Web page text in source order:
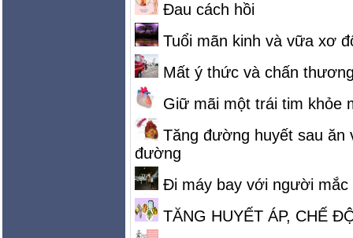
Đau cách hồi
Tuổi mãn kinh và vữa xơ
Mất ý thức và chấn
Giữ mãi một trái tim khỏe
Tăng đường huyết sau ăn
đường
Đi máy bay với người mắc
TĂNG HUYẾT ÁP, CHẾ